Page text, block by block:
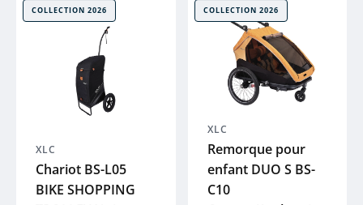
BRYTON
KLICKFIX
COLLECTION 2026
XLC
Chariot BS-L05
BIKE SHOPPING
COLLECTION 2026
XLC
Remorque pour
enfant DUO S BS-
C10